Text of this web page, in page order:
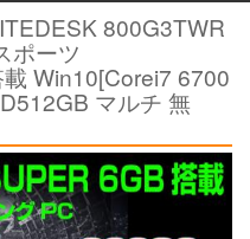
800G3TWR
ポーツ
Win10[Corei7 6700
マルチ 無